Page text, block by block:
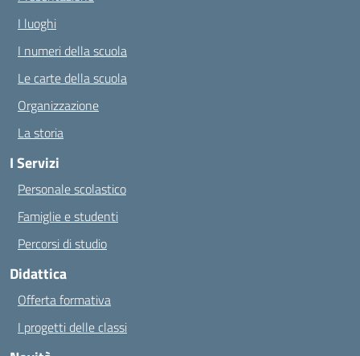
I luoghi
I numeri della scuola
Le carte della scuola
Organizzazione
La storia
I Servizi
Personale scolastico
Famiglie e studenti
Percorsi di studio
Didattica
Offerta formativa
I progetti delle classi